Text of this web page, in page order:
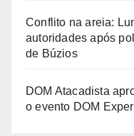
Conflito na areia:
autoridades após
de Búzios
DOM Atacadista
o evento DOM